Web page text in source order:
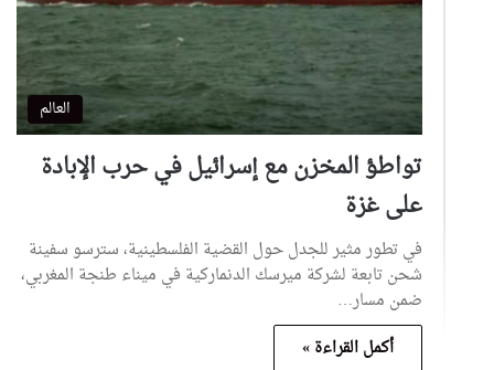
العالم
تواطؤ المخزن مع إسرائيل في حرب الإبادة
على غزة
في تطور مثير للجدل حول القضية الفلسطينية، سترسو سفينة
شحن تابعة لشركة ميرسك الدنماركية في ميناء طنجة المغربي،
ضمن مسار…
أكمل القراءة »